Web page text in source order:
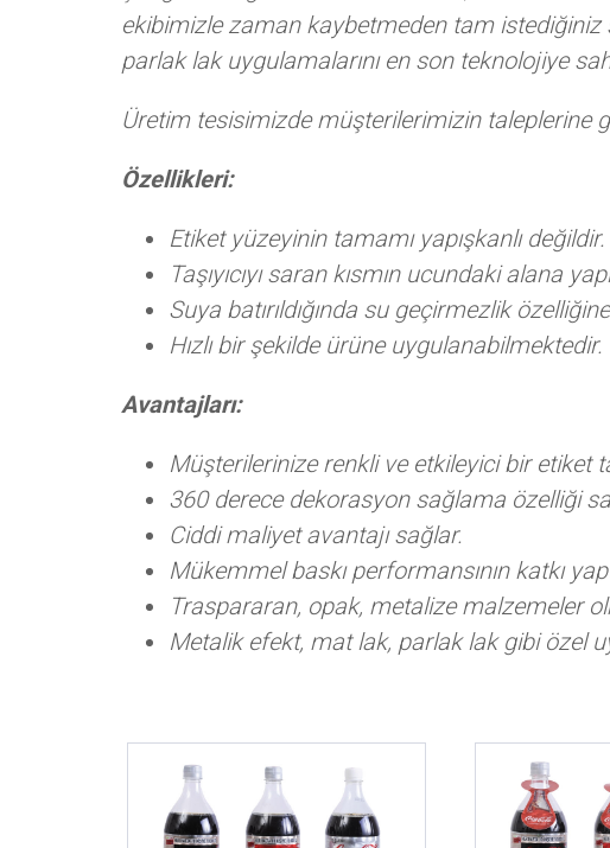
ekibimizle zaman kaybetmeden tam istediğiniz
parlak lak uygulamalarını en son teknolojiye
Üretim tesisimizde müşterilerimizin taleplerine
Özellikleri:
Etiket yüzeyinin tamamı yapışkanlı değildir.
Taşıyıcıyı saran kısmın ucundaki alana
Suya batırıldığında su geçirmezlik
Hızlı bir şekilde ürüne uygulanabilmektedir.
Avantajları:
Müşterilerinize renkli ve etkileyici bir etiket
360 derece dekorasyon sağlama özelliği
Ciddi maliyet avantajı sağlar.
Mükemmel baskı performansının katkı
Traspararan, opak, metalize malzemeler
Metalik efekt, mat lak, parlak lak gibi özel